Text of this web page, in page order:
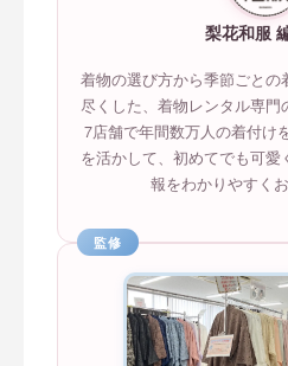
梨花和服
着物の選び方から季節ごとの
尽くした、着物レンタル専
7店舗で年間数万人の着付け
を活かして、初めてでも可
報をわかりやすく
監修